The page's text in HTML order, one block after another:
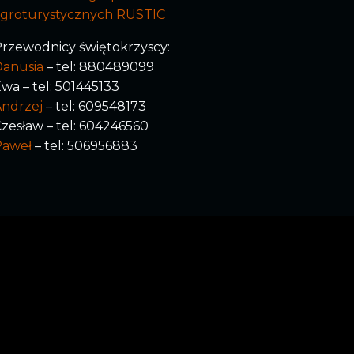
RUSTIC
świętokrzyscy:
– tel: 880489099
– tel: 501445133
– tel: 609548173
– tel: 604246560
– tel: 506956883